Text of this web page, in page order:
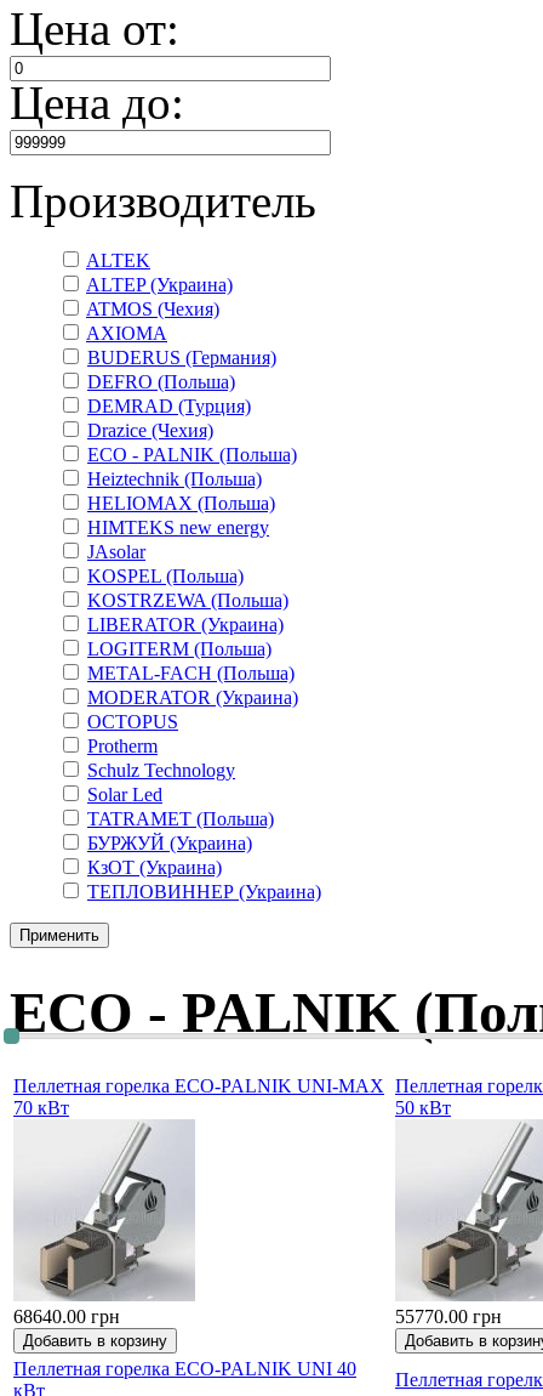
Цена от:
Цена до:
Производитель
ALTEK
ALTEP (Украина)
ATMOS (Чехия)
AXIOMA
BUDERUS (Германия)
DEFRO (Польша)
DEMRAD (Турция)
Drazice (Чехия)
ECO - PALNIK (Польша)
Heiztechnik (Польша)
HELIOMAX (Польша)
HIMTEKS new energy
JAsolar
KOSPEL (Польша)
KOSTRZEWA (Польша)
LIBERATOR (Украина)
LOGITERM (Польша)
METAL-FACH (Польша)
MODERATOR (Украина)
OCTOPUS
Protherm
Schulz Technology
Solar Led
TATRAMET (Польша)
БУРЖУЙ (Украина)
КзОТ (Украина)
ТЕПЛОВИННЕР (Украина)
ECO - PALNIK
Пеллетная горелка ECO-PALNIK UNI-MAX
70 кВт
68640.00 грн
Пеллетная
50 кВт
55770.00 грн
Пеллетная горелка ECO-PALNIK UNI 40
кВт
Пеллетная